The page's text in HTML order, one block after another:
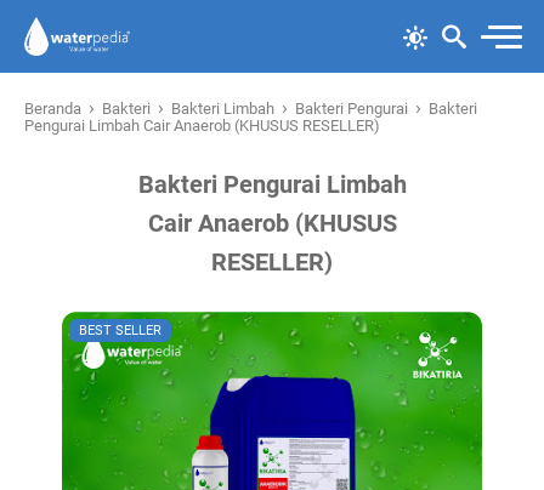
Beranda › Bakteri › Bakteri Limbah › Bakteri Pengurai › Bakteri
Pengurai Limbah Cair Anaerob (KHUSUS RESELLER)
Bakteri Pengurai Limbah
Cair Anaerob (KHUSUS
RESELLER)
BEST SELLER